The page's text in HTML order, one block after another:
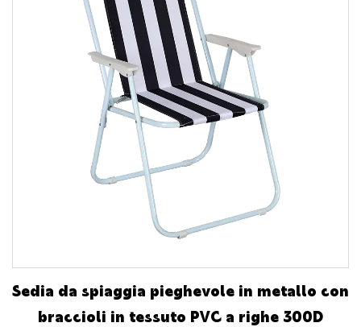
Sedia da spiaggia pieghevole in metallo con
braccioli in tessuto PVC a righe 300D